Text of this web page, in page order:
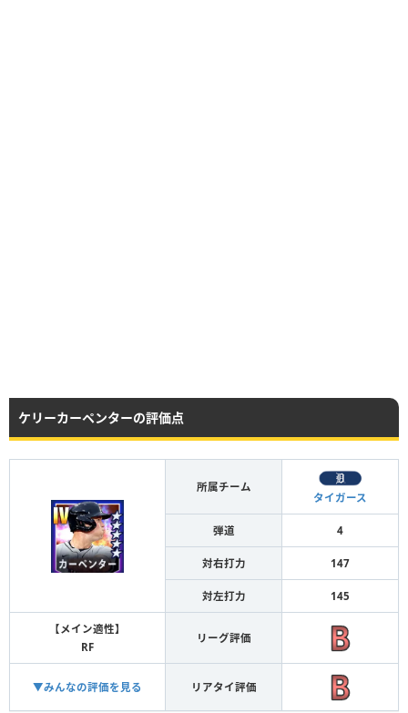
ケリーカーペンターの評価点
所属チーム
タイガース
弾道 4
対右打力 147
対左打力 145
【メイン適性】
RF
リーグ評価
▼みんなの評価を見る リアタイ評価